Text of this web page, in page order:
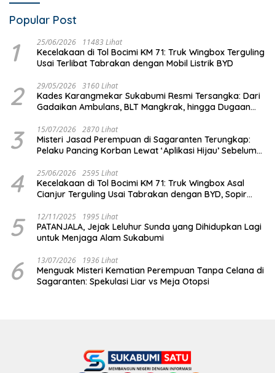
Popular Post
1 25/06/2026 11483 Lihat
Kecelakaan di Tol Bocimi KM 71: Truk Wingbox Terguling
Usai Terlibat Tabrakan dengan Mobil Listrik BYD
2 29/05/2026 3160 Lihat
Kades Karangmekar Sukabumi Resmi Tersangka: Dari
Gadaikan Ambulans, BLT Mangkrak, hingga Dugaan
3 15/07/2026 2870 Lihat
Misteri Jasad Perempuan di Sagaranten Terungkap:
Pelaku Pancing Korban Lewat ‘Aplikasi Hijau’ Sebelum
4 25/06/2026 2595 Lihat
Kecelakaan di Tol Bocimi KM 71: Truk Wingbox Asal
Cianjur Terguling Usai Tabrakan dengan BYD, Sopir
5 12/11/2025 1995 Lihat
PATANJALA, Jejak Leluhur Sunda yang Dihidupkan Lagi
untuk Menjaga Alam Sukabumi
6 13/07/2026 1936 Lihat
Menguak Misteri Kematian Perempuan Tanpa Celana di
Sagaranten: Spekulasi Liar vs Meja Otopsi